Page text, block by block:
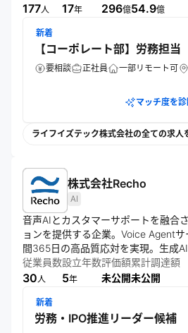
ノベーション人材の育成を目指す。
177人 17年 296億54.9億
新着
【コーポレート部】労務担当
要相談 正社員 一部リモート可
マッチ度を
ライフイズテック株式会社の全ての求人
株式会社Recho
AI
音声AIとカスタマーサポートを融合
ョンを提供する企業。Voice Agent
間365日の高品質応対を実現。生成
せ、ビジネス価値の最大化と効率化
も厳格に対応し、継続的な品質向上を
従業員数
30人
設立年数
5年
評価額
未公開
累計調達額
未公開
新着
労務・IPO推進リーダー候補